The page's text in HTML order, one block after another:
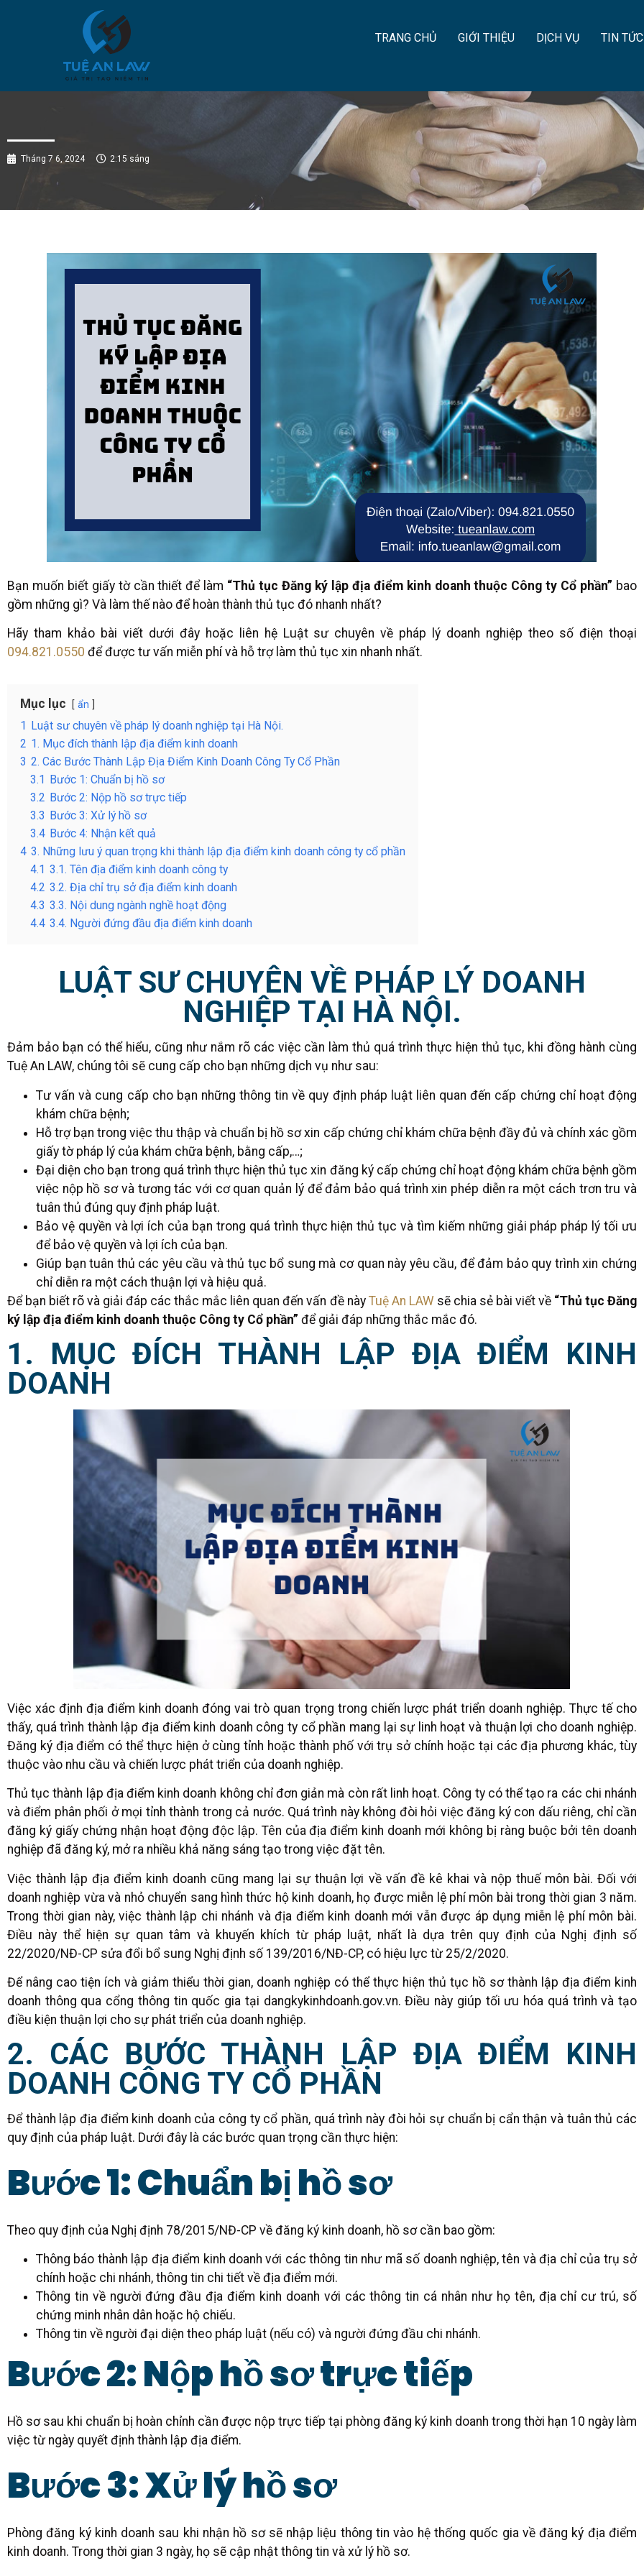
TRANG CHỦ GIỚI THIỆU DỊCH VỤ TIN TỨC
Tháng 7 6, 2024 2:15 sáng
Bạn muốn biết giấy tờ cần thiết để làm “Thủ tục Đăng ký lập địa điểm kinh doanh thuộc Công ty Cổ phần” bao
gồm những gì? Và làm thế nào để hoàn thành thủ tục đó nhanh nhất?
Hãy tham khảo bài viết dưới đây hoặc liên hệ Luật sư chuyên về pháp lý doanh nghiệp theo số điện thoại
094.821.0550 để được tư vấn miễn phí và hỗ trợ làm thủ tục xin nhanh nhất.
Mục lục ẩn
1
Luật sư chuyên về pháp lý doanh nghiệp tại Hà Nội.
2 1. Mục đích thành lập địa điểm kinh doanh
3 2. Các Bước Thành Lập Địa Điểm Kinh Doanh Công Ty Cổ Phần
3.1
Bước 1: Chuẩn bị hồ sơ
3.2 Bước 2: Nộp hồ sơ trực tiếp
3.3 Bước 3: Xử lý hồ sơ
3.4 Bước 4: Nhận kết quả
4 3. Những lưu ý quan trọng khi thành lập địa điểm kinh doanh công ty cổ phần
4.1 3.1. Tên địa điểm kinh doanh công ty
4.2 3.2. Địa chỉ trụ sở địa điểm kinh doanh
4.3 3.3. Nội dung ngành nghề hoạt động
4.4 3.4. Người đứng đầu địa điểm kinh doanh
LUẬT SƯ CHUYÊN VỀ PHÁP LÝ DOANH
NGHIỆP TẠI HÀ NỘI.
Đảm bảo bạn có thể hiểu, cũng như nắm rõ các việc cần làm thủ quá trình thực hiện thủ tục, khi đồng hành cùng
Tuệ An LAW, chúng tôi sẽ cung cấp cho bạn những dịch vụ như sau:
Tư vấn và cung cấp cho bạn những thông tin về quy định pháp luật liên quan đến cấp chứng chỉ hoạt động
khám chữa bệnh;
Hỗ trợ bạn trong việc thu thập và chuẩn bị hồ sơ xin cấp chứng chỉ khám chữa bệnh đầy đủ và chính xác gồm
giấy tờ pháp lý của khám chữa bệnh, bằng cấp,…;
Đại diện cho bạn trong quá trình thực hiện thủ tục xin đăng ký cấp chứng chỉ hoạt động khám chữa bệnh gồm
việc nộp hồ sơ và tương tác với cơ quan quản lý để đảm bảo quá trình xin phép diễn ra một cách trơn tru và
tuân thủ đúng quy định pháp luật.
Bảo vệ quyền và lợi ích của bạn trong quá trình thực hiện thủ tục và tìm kiếm những giải pháp pháp lý tối ưu
để bảo vệ quyền và lợi ích của bạn.
Giúp bạn tuân thủ các yêu cầu và thủ tục bổ sung mà cơ quan này yêu cầu, để đảm bảo quy trình xin chứng
chỉ diễn ra một cách thuận lợi và hiệu quả.
Để bạn biết rõ và giải đáp các thắc mắc liên quan đến vấn đề này Tuệ An LAW sẽ chia sẻ bài viết về “Thủ tục Đăng
ký lập địa điểm kinh doanh thuộc Công ty Cổ phần” để giải đáp những thắc mắc đó.
1. MỤC ĐÍCH THÀNH LẬP ĐỊA ĐIỂM KINH
DOANH
Việc xác định địa điểm kinh doanh đóng vai trò quan trọng trong chiến lược phát triển doanh nghiệp. Thực tế cho
thấy, quá trình thành lập địa điểm kinh doanh công ty cổ phần mang lại sự linh hoạt và thuận lợi cho doanh nghiệp.
Đăng ký địa điểm có thể thực hiện ở cùng tỉnh hoặc thành phố với trụ sở chính hoặc tại các địa phương khác, tùy
thuộc vào nhu cầu và chiến lược phát triển của doanh nghiệp.
Thủ tục thành lập địa điểm kinh doanh không chỉ đơn giản mà còn rất linh hoạt. Công ty có thể tạo ra các chi nhánh
và điểm phân phối ở mọi tỉnh thành trong cả nước. Quá trình này không đòi hỏi việc đăng ký con dấu riêng, chỉ cần
đăng ký giấy chứng nhận hoạt động độc lập. Tên của địa điểm kinh doanh mới không bị ràng buộc bởi tên doanh
nghiệp đã đăng ký, mở ra nhiều khả năng sáng tạo trong việc đặt tên.
Việc thành lập địa điểm kinh doanh cũng mang lại sự thuận lợi về vấn đề kê khai và nộp thuế môn bài. Đối với
doanh nghiệp vừa và nhỏ chuyển sang hình thức hộ kinh doanh, họ được miễn lệ phí môn bài trong thời gian 3 năm.
Trong thời gian này, việc thành lập chi nhánh và địa điểm kinh doanh mới vẫn được áp dụng miễn lệ phí môn bài.
Điều này thể hiện sự quan tâm và khuyến khích từ pháp luật, nhất là dựa trên quy định của Nghị định số
22/2020/NĐ-CP sửa đổi bổ sung Nghị định số 139/2016/NĐ-CP, có hiệu lực từ 25/2/2020.
Để nâng cao tiện ích và giảm thiểu thời gian, doanh nghiệp có thể thực hiện thủ tục hồ sơ thành lập địa điểm kinh
doanh thông qua cổng thông tin quốc gia tại dangkykinhdoanh.gov.vn. Điều này giúp tối ưu hóa quá trình và tạo
điều kiện thuận lợi cho sự phát triển của doanh nghiệp.
2. CÁC BƯỚC THÀNH LẬP ĐỊA ĐIỂM KINH
DOANH CÔNG TY CỔ PHẦN
Để thành lập địa điểm kinh doanh của công ty cổ phần, quá trình này đòi hỏi sự chuẩn bị cẩn thận và tuân thủ các
quy định của pháp luật. Dưới đây là các bước quan trọng cần thực hiện:
Bước 1: Chuẩn bị hồ sơ
Theo quy định của Nghị định 78/2015/NĐ-CP về đăng ký kinh doanh, hồ sơ cần bao gồm:
Thông báo thành lập địa điểm kinh doanh với các thông tin như mã số doanh nghiệp, tên và địa chỉ của trụ sở
chính hoặc chi nhánh, thông tin chi tiết về địa điểm mới.
Thông tin về người đứng đầu địa điểm kinh doanh với các thông tin cá nhân như họ tên, địa chỉ cư trú, số
chứng minh nhân dân hoặc hộ chiếu.
Thông tin về người đại diện theo pháp luật (nếu có) và người đứng đầu chi nhánh.
Bước 2: Nộp hồ sơ trực tiếp
Hồ sơ sau khi chuẩn bị hoàn chỉnh cần được nộp trực tiếp tại phòng đăng ký kinh doanh trong thời hạn 10 ngày làm
việc từ ngày quyết định thành lập địa điểm.
Bước 3: Xử lý hồ sơ
Phòng đăng ký kinh doanh sau khi nhận hồ sơ sẽ nhập liệu thông tin vào hệ thống quốc gia về đăng ký địa điểm
kinh doanh. Trong thời gian 3 ngày, họ sẽ cập nhật thông tin và xử lý hồ sơ.